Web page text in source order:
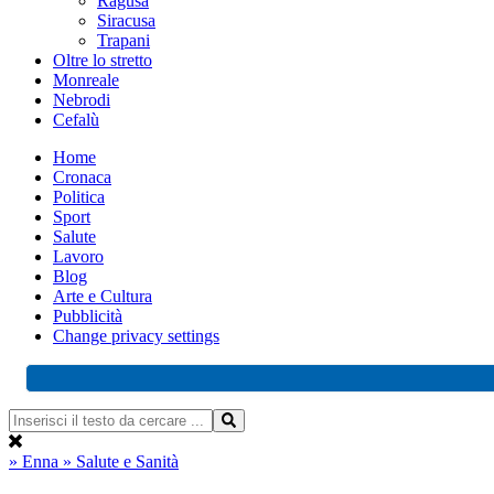
Siracusa
Trapani
Oltre lo stretto
Monreale
Nebrodi
Cefalù
Home
Cronaca
Politica
Sport
Salute
Lavoro
Blog
Arte e Cultura
Pubblicità
Change privacy settings
» Enna » Salute e Sanità